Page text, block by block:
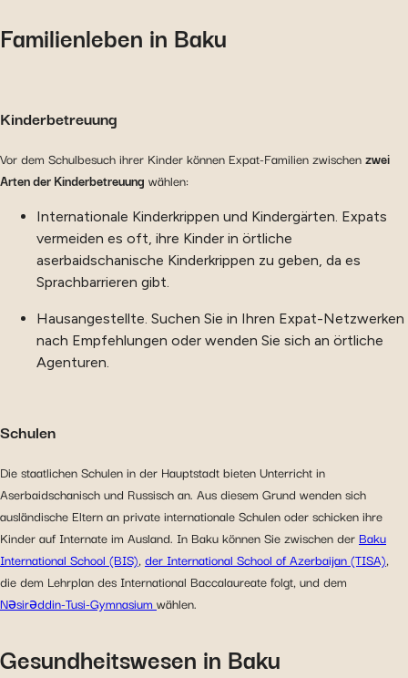
Familienleben in Baku
Kinderbetreuung
Vor dem Schulbesuch ihrer Kinder können Expat-Familien zwischenzwei
Arten der Kinderbetreuung wählen:
Internationale Kinderkrippen und Kindergärten. Expats
vermeiden es oft, ihre Kinder in örtliche
aserbaidschanische Kinderkrippen zu geben, da es
Sprachbarrieren gibt.
Hausangestellte. Suchen Sie in Ihren Expat-Netzwerken
nach Empfehlungen oder wenden Sie sich an örtliche
Agenturen.
Schulen
Die staatlichen Schulen in der Hauptstadt bieten Unterricht in
Aserbaidschanisch und Russisch an. Aus diesem Grund wenden sich
ausländische Eltern an private internationale Schulen oder schicken ihre
Kinder auf Internate im Ausland. In Baku können Sie zwischen der Baku
International School (BIS),der International School of Azerbaijan (TISA),
die dem Lehrplan des International Baccalaureate folgt, und dem
Nəsirəddin-Tusi-Gymnasium wählen.
Gesundheitswesen in Baku